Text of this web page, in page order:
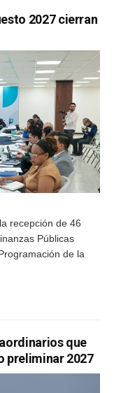
2027 cierran
recepción de 46
Públicas
de la
que
preliminar 2027